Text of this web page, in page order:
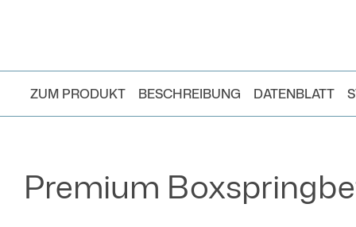
ZUM PRODUKT BESCHREIBUNG DATENBLATT
Premium